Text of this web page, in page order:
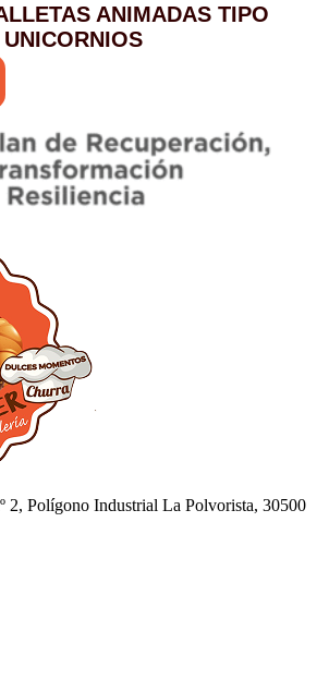
ANIMADAS TIPO
UNICORNIOS
2, Polígono Industrial La Polvorista, 30500